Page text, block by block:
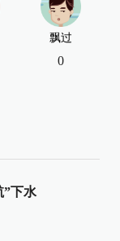
飘过
0
”下水